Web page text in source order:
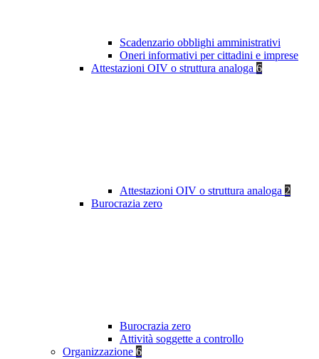
Scadenzario obblighi amministrativi
Oneri informativi per cittadini e imprese
Attestazioni OIV o struttura analoga 6
Attestazioni OIV o struttura analoga 2
Burocrazia zero
Burocrazia zero
Attività soggette a controllo
Organizzazione 6